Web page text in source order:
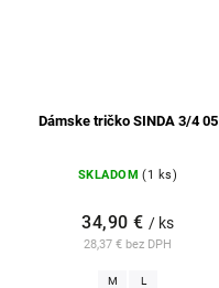
Dámske tričko SINDA 3/4 05
SKLADOM (1 ks)
28,37 € bez DPH
34,90 € / ks
M L